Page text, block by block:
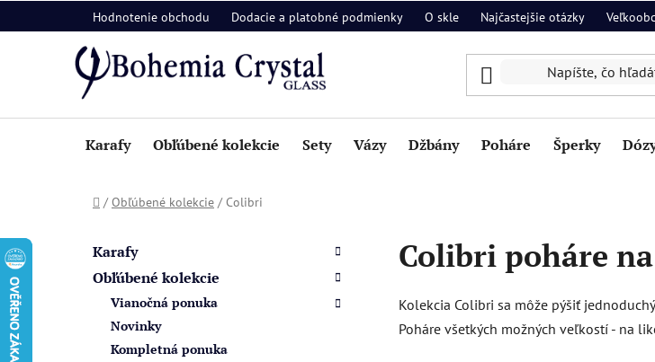
na
Hodnotenie obchodu Dodacie a platobné podmienky O skle Najčastejšie otázky
Karafy Obľúbené kolekcie Sety Vázy Džbány Poháre Šperky
Domov
/ Obľúbené kolekcie / Colibri
kategórie
Karafy
Obľúbené kolekcie
Vianočná ponuka
Novinky
Kompletná ponuka
Colibri poháre
Kolekcia Colibri sa môže pýšiť
Poháre všetkých možných veľkostí - na